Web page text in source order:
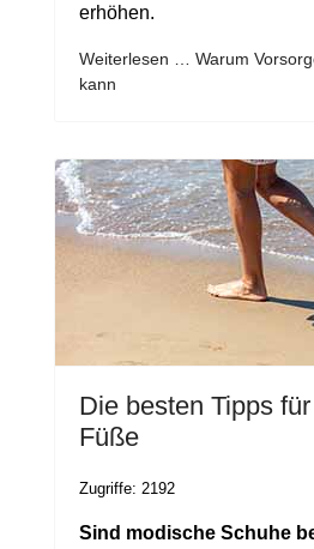
erhöhen.
Weiterlesen … Warum
kann
Die besten Tipps
Füße
Zugriffe: 2192
Sind modische Schuhe